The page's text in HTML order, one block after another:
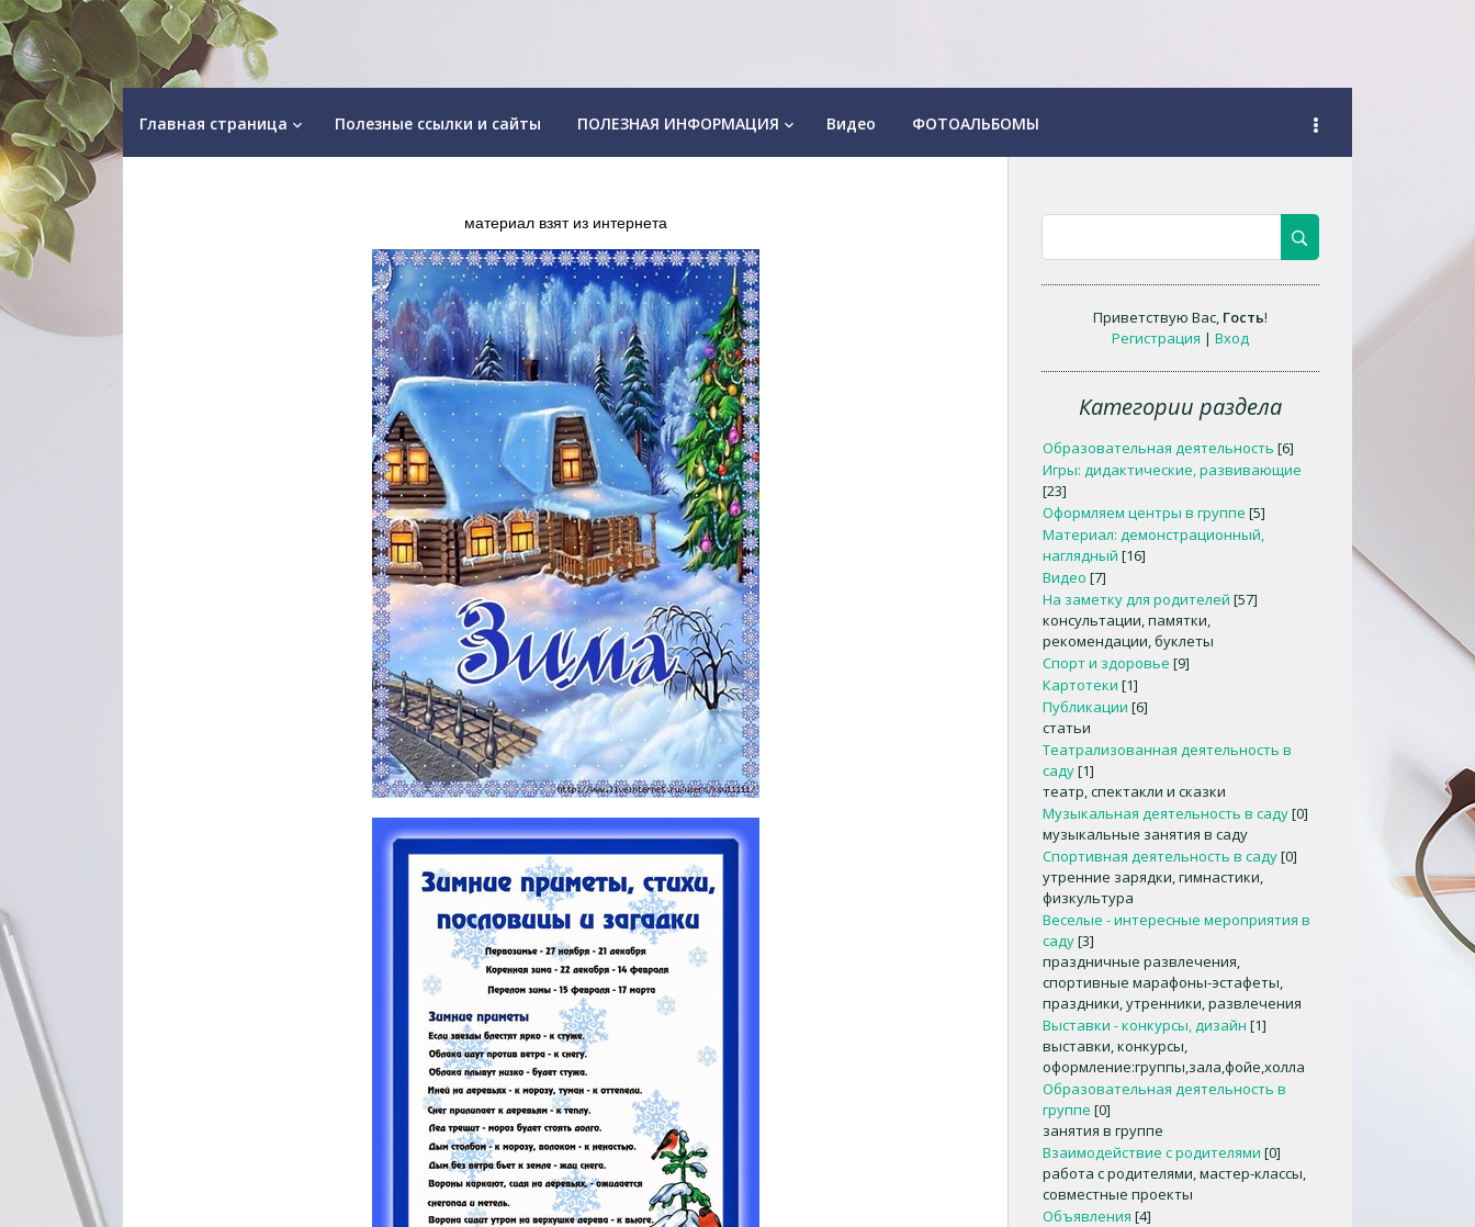
Главная страница keyboard_arrow_down Полезные ссылки и сайты ПОЛЕЗНАЯ ИНФОРМАЦИЯ keyboard_arrow_down Видео ФОТОАЛЬБОМЫ
материал взят из интернета
Приветствую Вас, Гость!
Регистрация |Вход
Категории раздела
Образовательная деятельность [6]
Игры: дидактические, развивающие
[23]
Оформляем центры в группе [5]
Материал: демонстрационный,
наглядный [16]
Видео [7]
На заметку для родителей [57]
консультации, памятки,
рекомендации, буклеты
Спорт и здоровье [9]
Картотеки [1]
Публикации [6]
статьи
Театрализованная деятельность в
саду[1]
театр, спектакли и сказки
Музыкальная деятельность в саду[0]
музыкальные занятия в саду
Спортивная деятельность в саду[0]
утренние зарядки, гимнастики,
физкультура
Веселые - интересные мероприятия в
саду[3]
праздничные развлечения,
спортивные марафоны-эстафеты,
праздники, утренники, развлечения
Выставки - конкурсы, дизайн [1]
выставки, конкурсы,
оформление:группы,зала,фойе,холла
Образовательная деятельность в
группе [0]
занятия в группе
Взаимодействие с родителями [0]
работа с родителями, мастер-классы,
совместные проекты
Объявления [4]